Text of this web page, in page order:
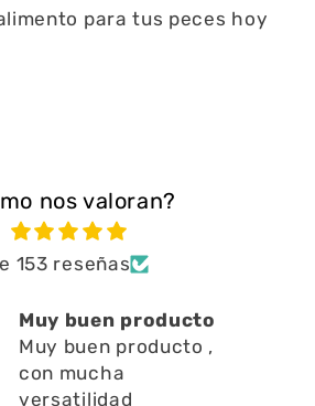
para tus peces hoy
nos valoran?
153 reseñas
Está muy bien
a limpiar residuos
en l
Está muy bien
a limpiar residuos